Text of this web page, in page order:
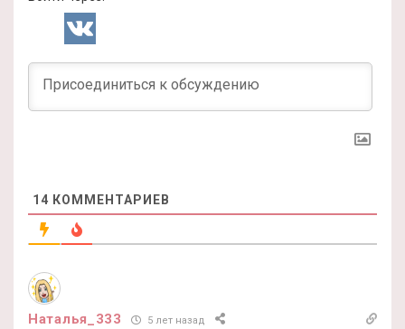
14 КОММЕНТАРИЕВ
Наталья_333 5 лет назад